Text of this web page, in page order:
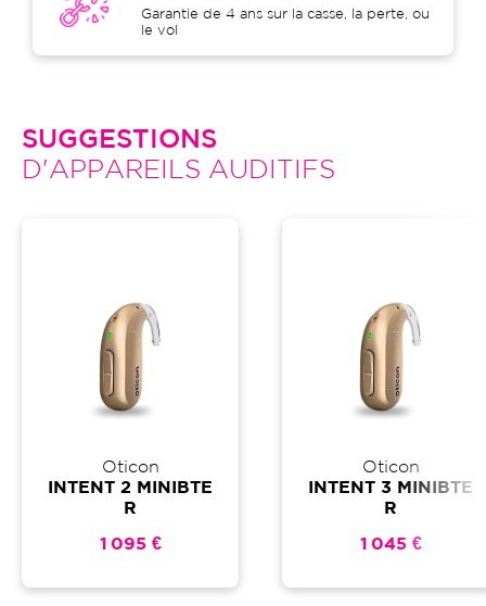
Garantie de 4 ans sur la casse, la perte, ou
le vol
SUGGESTIONS
D'APPAREILS AUDITIFS
Oticon
INTENT 2 MINIBTE
R
1 095 €
Oticon
INTENT 3 MINIBTE
R
1 045 €